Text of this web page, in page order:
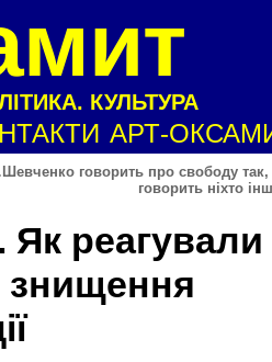
КУЛЬТУРА
АРТ-
говорить про свободу так,
говорить ніхто
Як реагували
знищення